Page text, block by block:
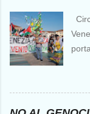
di
per
le